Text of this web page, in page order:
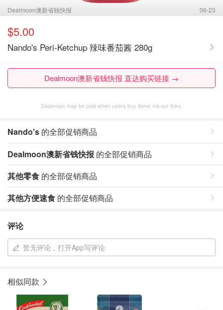
Dealmoon澳新省钱快报 06-23
$5.00
Nando's Peri-Ketchup 辣味番茄酱 280g
Dealmoon澳新省钱快报 直达购买链接 →
Dealmoon may be paid when users buy items via our links.
Nando's 的全部促销商品
Dealmoon澳新省钱快报 的全部促销商品
其他零食 的全部促销商品
其他方便速食 的全部促销商品
评论
暂无评论，打开App写评论
相似同款